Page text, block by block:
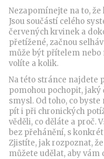
Nezapomínejte na to,
Jsou součástí celého
červených krvinek a
přetížené, začnou
může být přítelem nebo
volíte a kolik.
Na této stránce najdete
pomohou pochopit, jaký
smysl. Od toho, co
pít i při chronických
věděli, co děláte a proč.
bez přehánění, s
Zjistíte, jak rozpoznat,
můžete udělat, aby vám